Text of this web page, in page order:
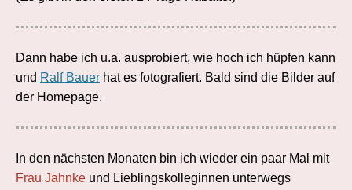
Dann habe ich u.a. ausprobiert, wie hoch ich hüpfen kann
und Ralf Bauer hat es fotografiert. Bald sind die Bilder auf
der Homepage.
In den nächsten Monaten bin ich wieder ein paar Mal mit
Frau Jahnke und Lieblingskolleginnen unterwegs